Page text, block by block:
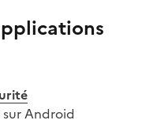
Android